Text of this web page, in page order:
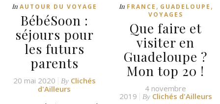
In AUTOUR DU VOYAGE
BébéSoon :
séjours pour
les futurs
parents
20 mai 2020 By Clichés
d'Ailleurs
In FRANCE , GUADELOUPE ,
VOYAGES
Que faire et
visiter en
Guadeloupe ?
Mon top 20 !
4 novembre
2019
By Clichés d'Ailleurs